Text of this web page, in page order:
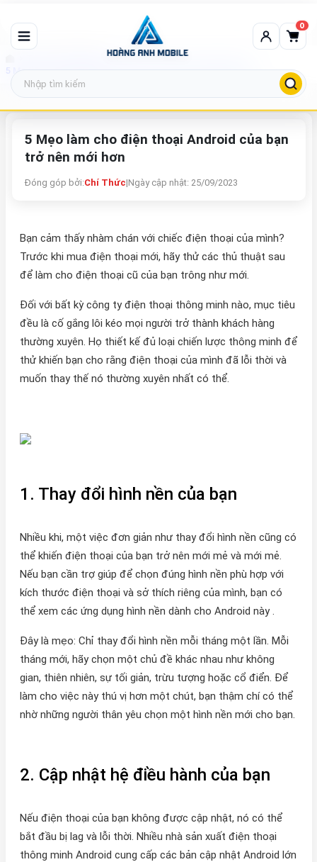
0
5 Mẹo làm cho điện thoại Android của bạn trở nên mới hơn
5 Mẹo làm cho điện thoại Android của bạn
trở nên mới hơn
Đóng góp bởi:Chí Thức|Ngày cập nhật: 25/09/2023
Bạn cảm thấy nhàm chán với chiếc điện thoại của mình?
Trước khi mua điện thoại mới, hãy thử các thủ thuật sau
để làm cho điện thoại cũ của bạn trông như mới.
Đối với bất kỳ công ty điện thoại thông minh nào, mục tiêu
đều là cố gắng lôi kéo mọi người trở thành khách hàng
thường xuyên. Họ thiết kế đủ loại chiến lược thông minh để
thử khiến bạn cho rằng điện thoại của mình đã lỗi thời và
muốn thay thế nó thường xuyên nhất có thể.
1. Thay đổi hình nền của bạn
Nhiều khi, một việc đơn giản như thay đổi hình nền cũng có
thể khiến điện thoại của bạn trở nên mới mẻ và mới mẻ.
Nếu bạn cần trợ giúp để chọn đúng hình nền phù hợp với
kích thước điện thoại và sở thích riêng của mình, bạn có
thể xem các ứng dụng hình nền dành cho Android này .
Đây là mẹo: Chỉ thay đổi hình nền mỗi tháng một lần. Mỗi
tháng mới, hãy chọn một chủ đề khác nhau như không
gian, thiên nhiên, sự tối giản, trừu tượng hoặc cổ điển. Để
làm cho việc này thú vị hơn một chút, bạn thậm chí có thể
nhờ những người thân yêu chọn một hình nền mới cho bạn.
2. Cập nhật hệ điều hành của bạn
Nếu điện thoại của bạn không được cập nhật, nó có thể
bắt đầu bị lag và lỗi thời. Nhiều nhà sản xuất điện thoại
thông minh Android cung cấp các bản cập nhật Android lớn